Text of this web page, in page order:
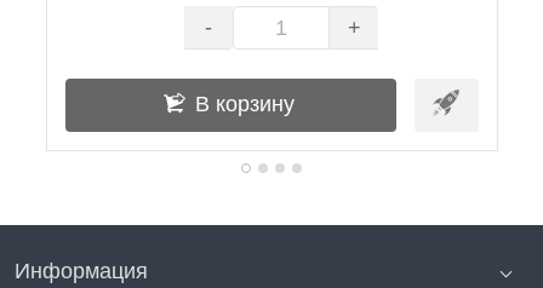
- +
В корзину
Информация